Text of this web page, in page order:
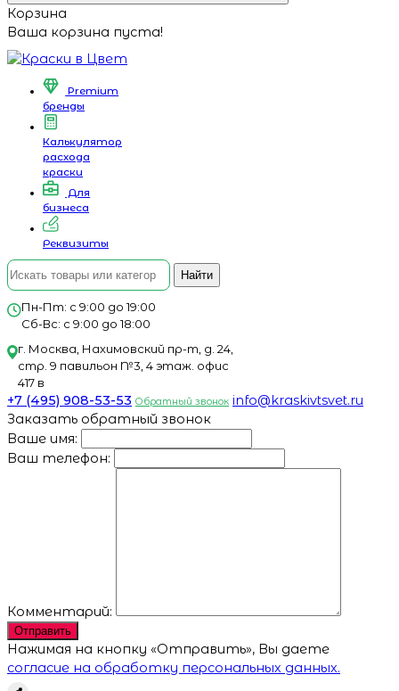
Корзина
Ваша корзина пуста!
Premium
бренды
Калькулятор
расхода
краски
Для
бизнеса
Реквизиты
Найти
Пн-Пт: с 9:00 до 19:00
Сб-Вс: с 9:00 до 18:00
г. Москва, Нахимовский пр-т, д. 24,
стр. 9 павильон №3, 4 этаж. офис
417 в
+7 (495) 908-53-53 Обратный звонок info@kraskivtsvet.ru
Заказать обратный звонок
Ваше имя:
Ваш телефон:
Комментарий:
Отправить
Нажимая на кнопку «Отправить», Вы даете
согласие на обработку персональных данных.